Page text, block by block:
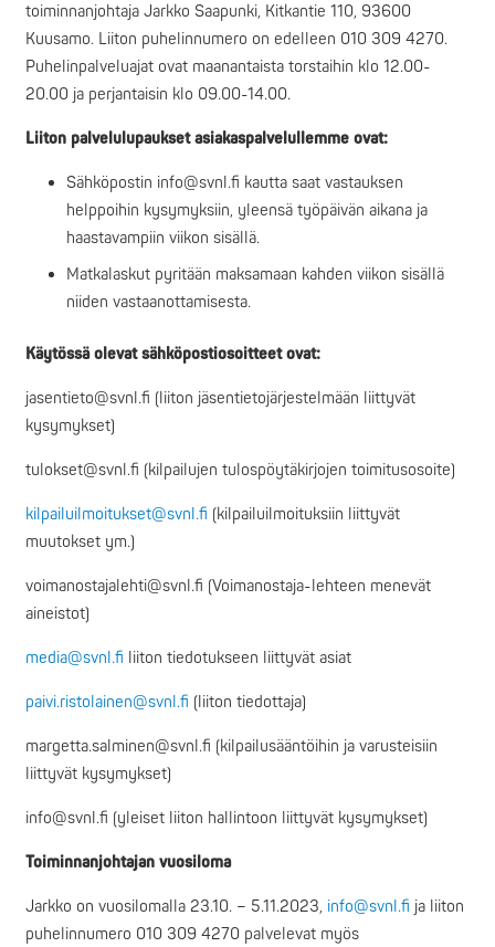
toiminnanjohtaja Jarkko Saapunki, Kitkantie 110, 93600
Kuusamo. Liiton puhelinnumero on edelleen 010 309 4270.
Puhelinpalveluajat ovat maanantaista torstaihin klo 12.00-
20.00 ja perjantaisin klo 09.00-14.00.
Liiton palvelulupaukset asiakaspalvelullemme ovat:
Sähköpostin info@svnl.fi kautta saat vastauksen
helppoihin kysymyksiin, yleensä työpäivän aikana ja
haastavampiin viikon sisällä.
Matkalaskut pyritään maksamaan kahden viikon sisällä
niiden vastaanottamisesta.
Käytössä olevat sähköpostiosoitteet ovat:
jasentieto@svnl.fi (liiton jäsentietojärjestelmään liittyvät
kysymykset)
tulokset@svnl.fi (kilpailujen tulospöytäkirjojen toimitusosoite)
kilpailuilmoitukset@svnl.fi (kilpailuilmoituksiin liittyvät
muutokset ym.)
voimanostajalehti@svnl.fi (Voimanostaja-lehteen menevät
aineistot)
media@svnl.fi liiton tiedotukseen liittyvät asiat
paivi.ristolainen@svnl.fi (liiton tiedottaja)
margetta.salminen@svnl.fi (kilpailusääntöihin ja varusteisiin
liittyvät kysymykset)
info@svnl.fi (yleiset liiton hallintoon liittyvät kysymykset)
Toiminnanjohtajan vuosiloma
Jarkko on vuosilomalla 23.10. – 5.11.2023, info@svnl.fi ja liiton
puhelinnumero 010 309 4270 palvelevat myös